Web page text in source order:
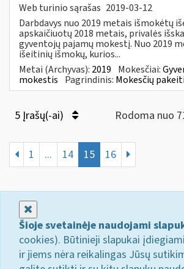
Web turinio sąrašas 2019-03-12
Darbdavys nuo 2019 metais išmokėtų
apskaičiuotų 2018 metais, privalės
gyventojų pajamų mokestį. Nuo 2019
išeitinių išmokų, kurios...
Metai (Archyvas): 2019 Mokesčiai:
mokestis Pagrindinis: Mokesčių
5 Įrašų(-ai) Rodoma nuo
1 ... 14 15 16
Šioje svetainėje naudojami
cookies). Būtinieji slapukai
ir jiems nėra reikalingas Jūsų